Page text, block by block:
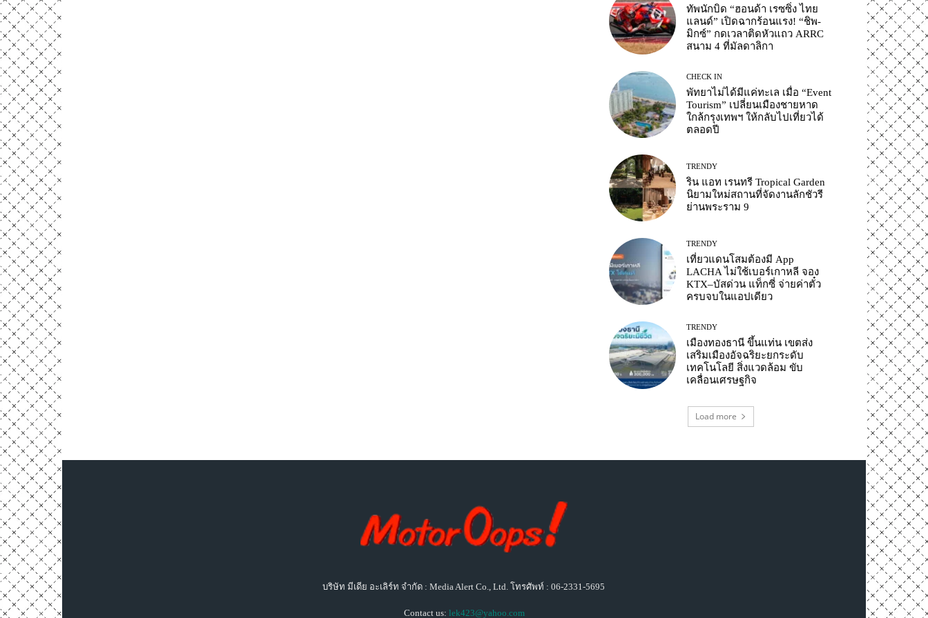
ทัพนักบิด “ฮอนด้า เรซซิ่ง ไทย
แลนด์” เปิดฉากร้อนแรง! “ชิพ-
มิกซ์” กดเวลาติดหัวแถว ARRC
สนาม 4 ที่มัลดาลิกา
CHECK IN
พัทยาไม่ได้มีแค่ทะเล เมื่อ “Event
Tourism” เปลี่ยนเมืองชายหาด
ใกล้กรุงเทพฯ ให้กลับไปเที่ยวได้
ตลอดปี
TRENDY
ริน แอท เรนทรี Tropical Garden
นิยามใหม่สถานที่จัดงานลักชัวรี
ย่านพระราม 9
TRENDY
เที่ยวแดนโสมต้องมี App
LACHA ไม่ใช้เบอร์เกาหลี จอง
KTX–บัสด่วน แท็กซี่ จ่ายค่าตั๋ว
ครบจบในแอปเดียว
TRENDY
เมืองทองธานี ขึ้นแท่น เขตส่ง
เสริมเมืองอัจฉริยะยกระดับ
เทคโนโลยี สิ่งแวดล้อม ขับ
เคลื่อนเศรษฐกิจ
Load more
บริษัท มีเดีย อะเลิร์ท จำกัด : Media Alert Co., Ltd. โทรศัพท์ : 06-2331-5695
Contact us: lek423@yahoo.com